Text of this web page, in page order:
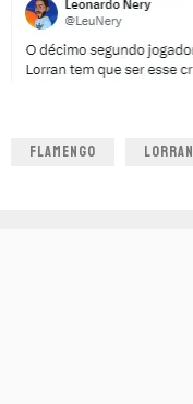
FLAMENGO LORRAN